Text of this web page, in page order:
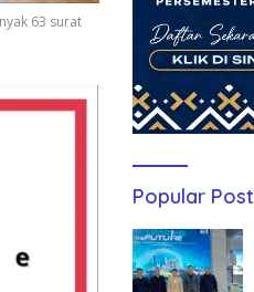
63 surat
Popular Post